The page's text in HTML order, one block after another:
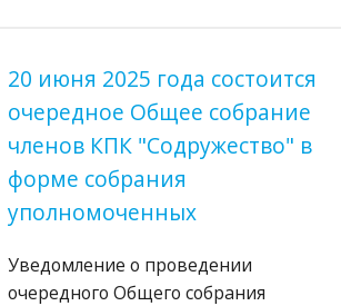
20 июня 2025 года состоится
очередное Общее собрание
членов КПК "Содружество" в
форме собрания
уполномоченных
Уведомление о проведении
очередного Общего собрания